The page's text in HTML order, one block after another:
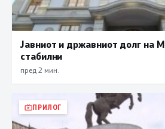
Јавниот и државниот долг на
стабилни
пред 2 мин.
ПРИЛОГ